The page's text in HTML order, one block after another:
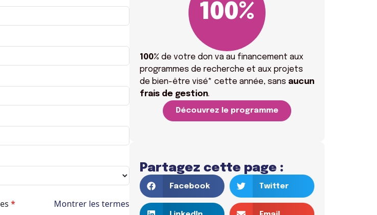
100%
100% de votre don va au financement aux
programmes de recherche et aux projets
de bien-être visé* cette année, sans aucun
frais de gestion.
Découvrez le programme
Partagez cette page :
Facebook Twitter